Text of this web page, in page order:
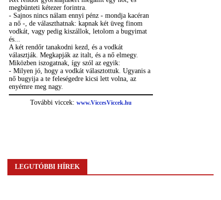
LEGUTÓBBI HÍREK